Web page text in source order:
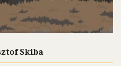
Skiba